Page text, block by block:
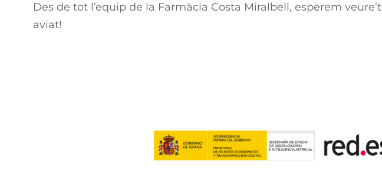
Des de tot l’equip de la Farmàcia Costa Miralbell, esperem veure’t
aviat!